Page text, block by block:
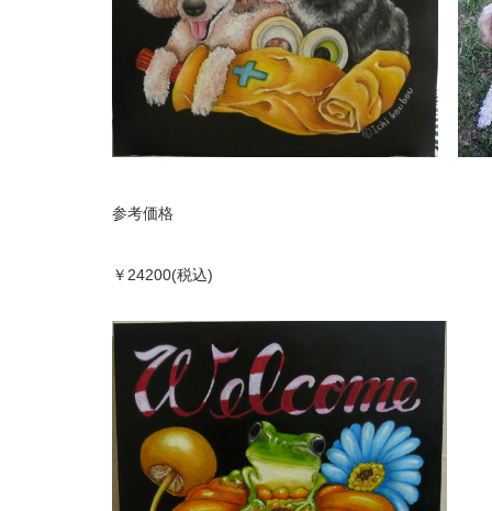
参考価格
￥24200(税込)